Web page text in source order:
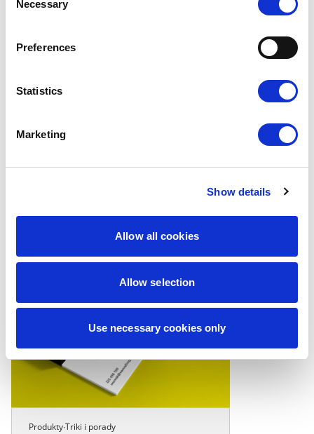
Selection
Necessary
Preferences
Statistics
Marketing
Show details
Allow all cookies
Allow selection
Use necessary cookies only
Triki i porady
Produkty·Triki i porady